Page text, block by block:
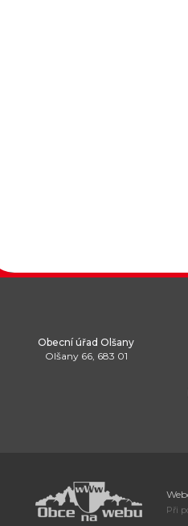
Obecní úřad Olšany
Olšany 66, 683 01
Při